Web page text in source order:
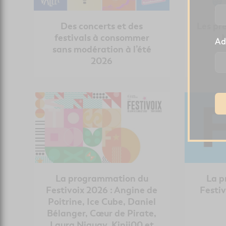
Des concerts et des
festivals à consommer
sans modération à l’été
2026
La programmation du
Festivoix 2026 : Angine de
Poitrine, Ice Cube, Daniel
Bélanger, Cœur de Pirate,
La